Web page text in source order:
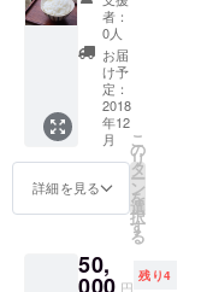
付いた
しま
す。ま
た会場
内に個
人また
は企業
名を掲
示した
花輪を
更に会
場から
カリ
10kgと
ル レク
チエ２
kg（5〜
6玉）×
２箱を
送付さ
せて頂
きま
す。 ま
た、ま
内に個
人また
者：
0人
お届
け予
定：
2018
年12
月
詳細を見る
こ
の
リ
タ
ー
ン
を
選
択
す
る
50,
000 円
残り4